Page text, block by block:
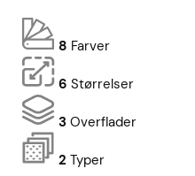
8 Farver
6 Størrelser
3 Overflader
2 Typer